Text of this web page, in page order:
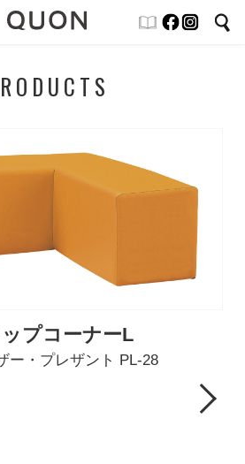
プコーナーL
ー・プレザント PL-28
Next